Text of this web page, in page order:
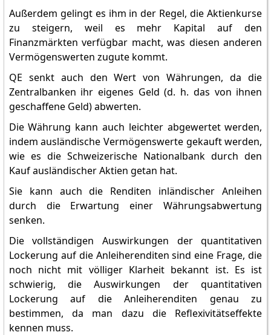
Außerdem gelingt es ihm in der Regel, die Aktienkurse
zu steigern, weil es mehr Kapital auf den
Finanzmärkten verfügbar macht, was diesen anderen
Vermögenswerten zugute kommt.
QE senkt auch den Wert von Währungen, da die
Zentralbanken ihr eigenes Geld (d. h. das von ihnen
geschaffene Geld) abwerten.
Die Währung kann auch leichter abgewertet werden,
indem ausländische Vermögenswerte gekauft werden,
wie es die Schweizerische Nationalbank durch den
Kauf ausländischer Aktien getan hat.
Sie kann auch die Renditen inländischer Anleihen
durch die Erwartung einer Währungsabwertung
senken.
Die vollständigen Auswirkungen der quantitativen
Lockerung auf die Anleiherenditen sind eine Frage, die
noch nicht mit völliger Klarheit bekannt ist. Es ist
schwierig, die Auswirkungen der quantitativen
Lockerung auf die Anleiherenditen genau zu
bestimmen, da man dazu die Reflexivitätseffekte
kennen muss.